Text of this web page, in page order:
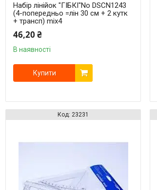
Набір лінійок "ГІБКІ"No DSCN1243
(4-попередньо =лін 30 см + 2 кутк
+ трансп) mix4
46,20 ₴
В наявності
Купити
23231